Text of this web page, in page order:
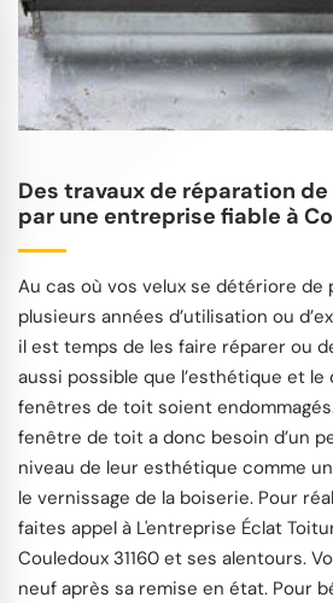
Des travaux de réparation
par une entreprise fiable à
Au cas où vos velux se détériore de
plusieurs années d’utilisation ou
il est temps de les faire réparer ou
aussi possible que l’esthétique et le
fenêtres de toit soient
fenêtre de toit a donc besoin d’un
niveau de leur esthétique comme
le vernissage de la boiserie. Pour
faites appel à L'entreprise Éclat
Couledoux 31160 et ses alentours.
neuf après sa remise en état. Pour